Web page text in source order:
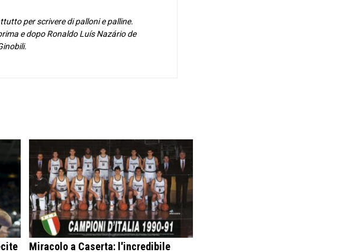
per scrivere di palloni e palline.
e dopo Ronaldo Luís Nazário de
Miracolo a Caserta: l'incredibile